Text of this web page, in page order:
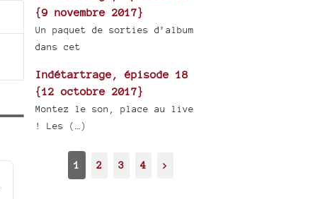
{9 novembre 2017}
Un paquet de sorties d’album
dans cet
Indétartrage, épisode 18
{12 octobre 2017}
Montez le son, place au live
! Les (…)
1 2 3 4 >